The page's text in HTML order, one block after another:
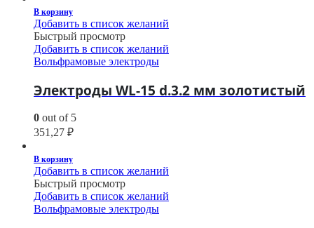
В корзину
Добавить в список желаний
Быстрый просмотр
Добавить в список желаний
Вольфрамовые электроды
Электроды WL-15 d.3.2 мм золотистый
0 out of 5
351,27 ₽
В корзину
Добавить в список желаний
Быстрый просмотр
Добавить в список желаний
Вольфрамовые электроды